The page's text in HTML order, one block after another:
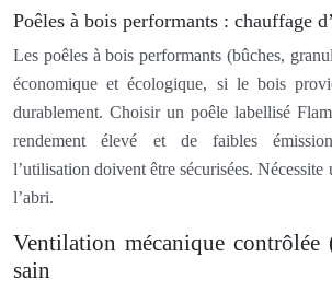
Poêles à bois performants : chauffage
Les poêles à bois performants (bûches,
économique et écologique, si le bois
durablement. Choisir un poêle labellisé
rendement élevé et de faibles
l’utilisation doivent être sécurisées. Nécessite
l’abri.
Ventilation mécanique
sain